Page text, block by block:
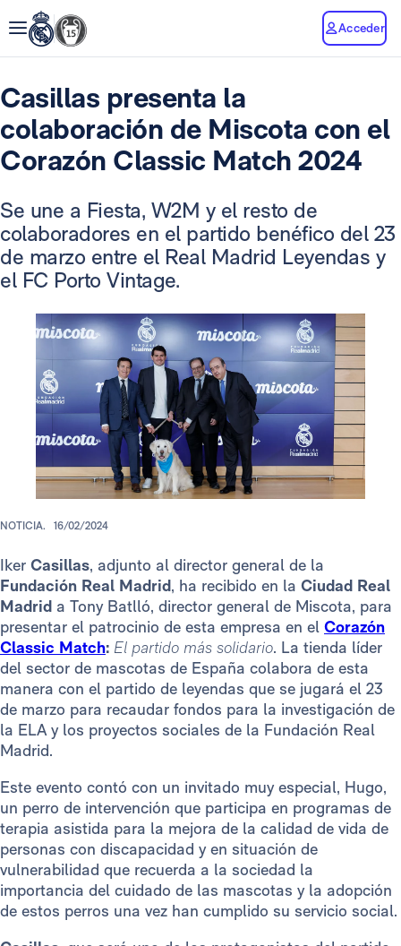
Acceder
Casillas presenta la
colaboración de Miscota con el
Corazón Classic Match 2024
Se une a Fiesta, W2M y el resto de
colaboradores en el partido benéfico del 23
de marzo entre el Real Madrid Leyendas y
el FC Porto Vintage.
NOTICIA. 16/02/2024
Iker Casillas, adjunto al director general de la
Fundación Real Madrid, ha recibido en la Ciudad Real
Madrid a Tony Batlló, director general de Miscota, para
presentar el patrocinio de esta empresa en el Corazón
Classic Match: El partido más solidario. La tienda líder
del sector de mascotas de España colabora de esta
manera con el partido de leyendas que se jugará el 23
de marzo para recaudar fondos para la investigación de
la ELA y los proyectos sociales de la Fundación Real
Madrid.
Este evento contó con un invitado muy especial, Hugo,
un perro de intervención que participa en programas de
terapia asistida para la mejora de la calidad de vida de
personas con discapacidad y en situación de
vulnerabilidad que recuerda a la sociedad la
importancia del cuidado de las mascotas y la adopción
de estos perros una vez han cumplido su servicio social.